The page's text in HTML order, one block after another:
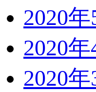
2020年
2020年
2020年